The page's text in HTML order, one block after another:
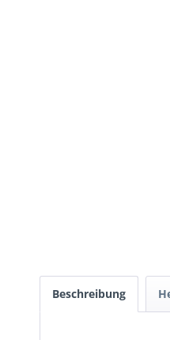
Beschreibung